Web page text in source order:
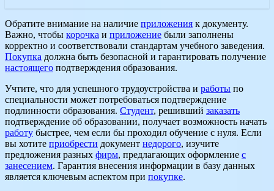
Обратите внимание на наличие приложения к документу.
Важно, чтобы корочка и приложение были заполнены
корректно и соответствовали стандартам учебного заведения.
Покупка должна быть безопасной и гарантировать получение
настоящего подтверждения образования.
Учтите, что для успешного трудоустройства и работы по
специальности может потребоваться подтверждение
подлинности образования. Студент, решивший заказать
подтверждение об образовании, получает возможность начать
работу быстрее, чем если бы проходил обучение с нуля. Если
вы хотите приобрести документ недорого, изучите
предложения разных фирм, предлагающих оформление с
занесением. Гарантия внесения информации в базу данных
является ключевым аспектом при покупке.